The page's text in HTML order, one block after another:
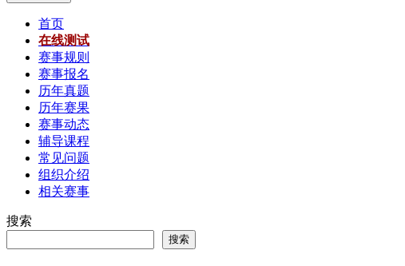
首页
在线测试
赛事规则
赛事报名
历年真题
历年赛果
赛事动态
辅导课程
常见问题
组织介绍
相关赛事
搜索
搜索